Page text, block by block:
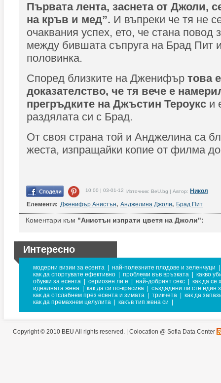
Първата лента, заснета от Джоли,
на кръв и мед”. И въпреки че тя не
очаквания успех, ето, че стана повод
между бившата съпруга на Брад Пит
половинка.
Според близките на Дженифър това
доказателство, че тя вече е
прегръдките на Джъстин Тероукс и
раздялата си с Брад.
От своя страна той и Анджелина са
жеста, изпращайки копие от филма
10:00 | 03-01-12 Източник: BeU.bg | Автор: Никол
Елементи: Дженифър Анистън, Анджелина Джоли, Брад Пит
Коментари към "Анистън изпрати цветя на Джоли":
Интересно
модерни визии за есента най-полезните плодове и зеленчуци
как да спортувате ефективно
проблеми във връзката
какво
обувки за есента
сериозен ли е най-добрият секс
как да се
идеалната жена
как да си по-красива
създадени ли сте един
как да отслабнем през есента и зимата
трикчета
как да
как да премахнем целулита
какъв тип жена си
Copyright © 2010 BEU All rights reserved. | Colocation @ Sofia Data Center